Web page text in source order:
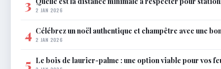
3 2 JAN 2026
4 Célébrez un noël authentique et champêtre avec une
2 JAN 2026
5 Le bois de laurier-palme : une option viable pour vos